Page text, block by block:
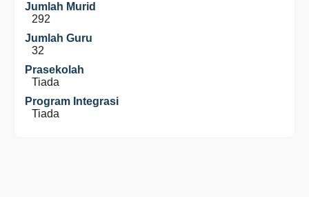
Jumlah Murid
292
Jumlah Guru
32
Prasekolah
Tiada
Program Integrasi
Tiada